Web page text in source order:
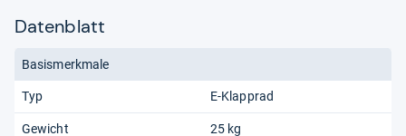
Datenblatt
Basismerkmale
Typ E-Klapprad
Gewicht 25 kg